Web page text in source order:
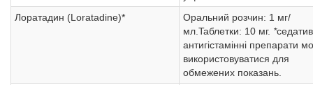
Лоратадин (Loratadine)*
Оральний розчин: 1 мг/
мл.Taблетки: 10 мг. *
антигістамінні препарати
використовуватися для
обмежених показань.